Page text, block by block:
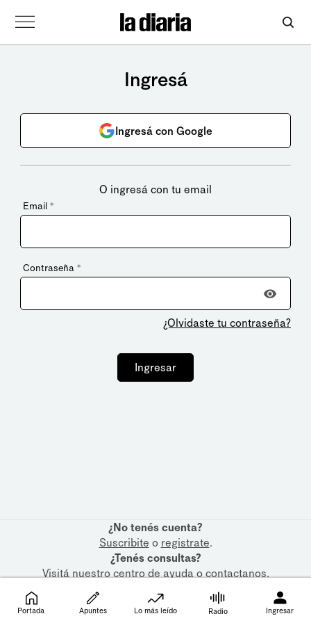
Ingresá
Ingresá con Google
O ingresá con tu email
Email *
Contraseña *
¿Olvidaste tu contraseña?
Ingresar
¿No tenés cuenta?
Suscribite o registrate.
¿Tenés consultas?
Visitá nuestrocentro de ayudaocontactanos.
Portada Apuntes Lo más leído Radio Ingresar